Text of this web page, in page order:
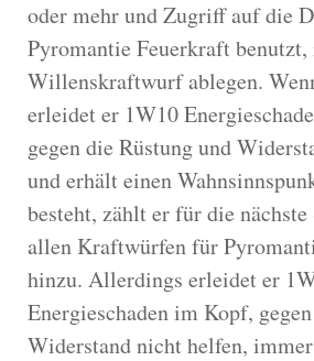
oder mehr und Zugriff auf die
Pyromantie Feuerkraft benutzt,
Willenskraftwurf ablegen.
erleidet er 1W10
gegen die Rüstung und
und erhält einen
besteht, zählt er für die nächste
allen Kraftwürfen für
hinzu. Allerdings erleidet er
Energieschaden im Kopf,
Widerstand nicht helfen,